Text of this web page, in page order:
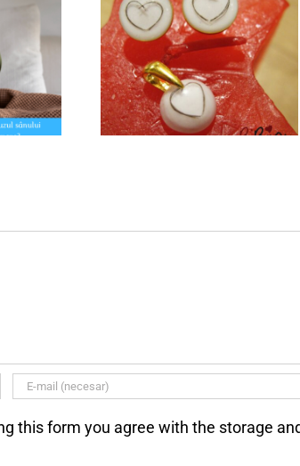
devin
Pompa de sân – când este
utilă?
this form you agree with the storage